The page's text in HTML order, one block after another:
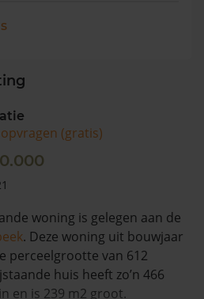
(gratis)
woning is gelegen aan de
. Deze woning uit bouwjaar
perceelgrootte van 612
huis heeft zo’n 466
en is 239 m2 groot.